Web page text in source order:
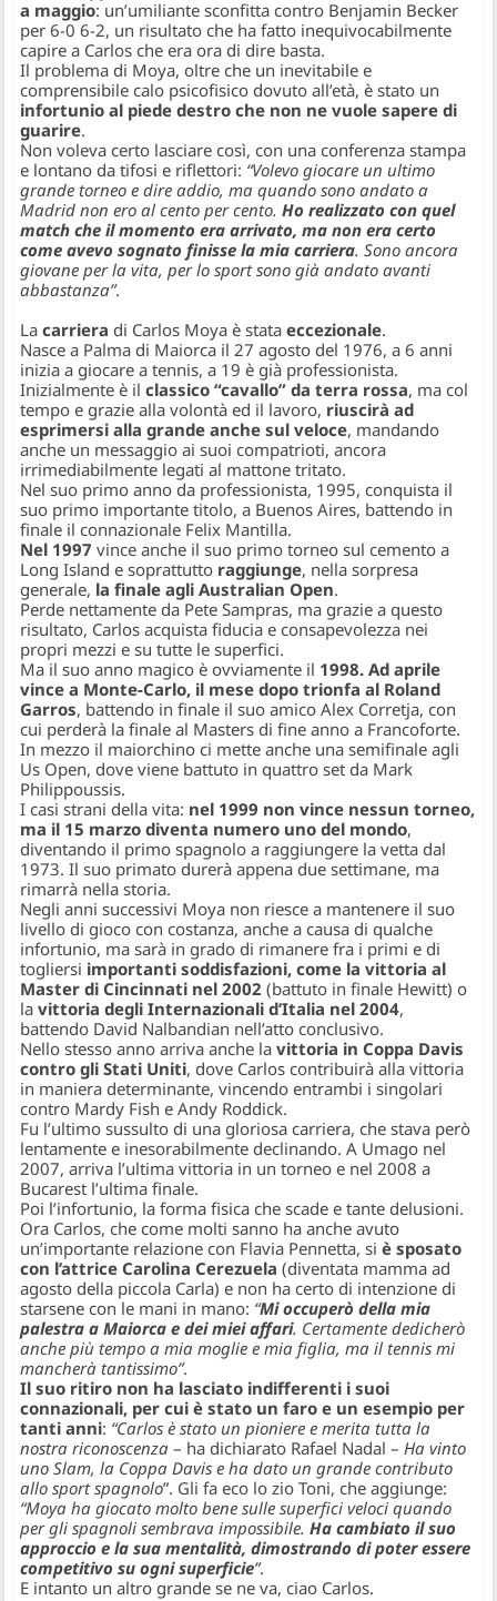
a maggio: un’umiliante sconfitta contro Benjamin Becker
per 6-0 6-2, un risultato che ha fatto inequivocabilmente
capire a Carlos che era ora di dire basta.
Il problema di Moya, oltre che un inevitabile e
comprensibile calo psicofisico dovuto all’età, è stato un
infortunio al piede destro che non ne vuole sapere di
guarire.
Non voleva certo lasciare così, con una conferenza stampa
e lontano da tifosi e riflettori: “Volevo giocare un ultimo
grande torneo e dire addio, ma quando sono andato a
Madrid non ero al cento per cento.Ho realizzato con quel
match che il momento era arrivato, ma non era certo
come avevo sognato finisse la mia carriera. Sono ancora
giovane per la vita, per lo sport sono già andato avanti
abbastanza”.
La carriera di Carlos Moya è stataeccezionale.
Nasce a Palma di Maiorca il 27 agosto del 1976, a 6 anni
inizia a giocare a tennis, a 19 è già professionista.
Inizialmente è ilclassico “cavallo” da terra rossa, ma col
tempo e grazie alla volontà ed il lavoro, riuscirà ad
esprimersi alla grande anche sul veloce, mandando
anche un messaggio ai suoi compatrioti, ancora
irrimediabilmente legati al mattone tritato.
Nel suo primo anno da professionista, 1995, conquista il
suo primo importante titolo, a Buenos Aires, battendo in
finale il connazionale Felix Mantilla.
Nel 1997 vince anche il suo primo torneo sul cemento a
Long Island e soprattutto raggiunge, nella sorpresa
generale, la finale agli Australian Open.
Perde nettamente da Pete Sampras, ma grazie a questo
risultato, Carlos acquista fiducia e consapevolezza nei
propri mezzi e su tutte le superfici.
Ma il suo anno magico è ovviamente il 1998. Ad aprile
vince a Monte-Carlo, il mese dopo trionfa al Roland
Garros, battendo in finale il suo amico Alex Corretja, con
cui perderà la finale al Masters di fine anno a Francoforte.
In mezzo il maiorchino ci mette anche una semifinale agli
Us Open, dove viene battuto in quattro set da Mark
Philippoussis.
I casi strani della vita: nel 1999 non vince nessun torneo,
ma il 15 marzo diventa numero uno del mondo,
diventando il primo spagnolo a raggiungere la vetta dal
1973. Il suo primato durerà appena due settimane, ma
rimarrà nella storia.
Negli anni successivi Moya non riesce a mantenere il suo
livello di gioco con costanza, anche a causa di qualche
infortunio, ma sarà in grado di rimanere fra i primi e di
togliersi importanti soddisfazioni, come la vittoria al
Master di Cincinnati nel 2002 (battuto in finale Hewitt) o
lavittoria degli Internazionali d’Italia nel 2004,
battendo David Nalbandian nell’atto conclusivo.
Nello stesso anno arriva anche lavittoria in Coppa Davis
contro gli Stati Uniti, dove Carlos contribuirà alla vittoria
in maniera determinante, vincendo entrambi i singolari
contro Mardy Fish e Andy Roddick.
Fu l’ultimo sussulto di una gloriosa carriera, che stava però
lentamente e inesorabilmente declinando. A Umago nel
2007, arriva l’ultima vittoria in un torneo e nel 2008 a
Bucarest l’ultima finale.
Poi l’infortunio, la forma fisica che scade e tante delusioni.
Ora Carlos, che come molti sanno ha anche avuto
un’importante relazione con Flavia Pennetta, siè sposato
con l’attrice Carolina Cerezuela (diventata mamma ad
agosto della piccola Carla) e non ha certo di intenzione di
starsene con le mani in mano: “Mi occuperò della mia
palestra a Maiorca e dei miei affari. Certamente dedicherò
anche più tempo a mia moglie e mia figlia, ma il tennis mi
mancherà tantissimo”.
Il suo ritiro non ha lasciato indifferenti i suoi
connazionali, per cui è stato un faro e un esempio per
tanti anni: “Carlos è stato un pioniere e merita tutta la
nostra riconoscenza– ha dichiarato Rafael Nadal –Ha vinto
uno Slam, la Coppa Davis e ha dato un grande contributo
allo sport spagnolo”. Gli fa eco lo zio Toni, che aggiunge:
“Moya ha giocato molto bene sulle superfici veloci quando
per gli spagnoli sembrava impossibile.Ha cambiato il suo
approccio e la sua mentalità, dimostrando di poter essere
competitivo su ogni superficie”.
E intanto un altro grande se ne va, ciao Carlos.